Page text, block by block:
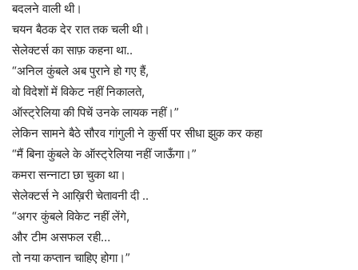
बदलने वाली थी।
चयन बैठक देर रात तक चली थी।
सेलेक्टर्स का साफ़ कहना था..
“अनिल कुंबले अब पुराने हो गए हैं,
वो विदेशों में विकेट नहीं निकालते,
ऑस्ट्रेलिया की पिचें उनके लायक नहीं।”
लेकिन सामने बैठे सौरव गांगुली ने कुर्सी पर सीधा झुक कर कहा
“मैं बिना कुंबले के ऑस्ट्रेलिया नहीं जाऊँगा।”
कमरा सन्नाटा छा चुका था।
सेलेक्टर्स ने आख़िरी चेतावनी दी ..
“अगर कुंबले विकेट नहीं लेंगे,
और टीम असफल रही…
तो नया कप्तान चाहिए होगा।”